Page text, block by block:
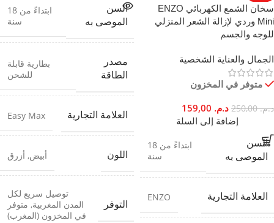
سخان الشمع الكهربائي ENZO
Mini وردي لإزالة الشعر المنزلي
للوجه والجسم
الجمال والعناية الشخصية
متوفر في المخزون
د.م.250,00 د.م.
إضافة إلى السلة
السن
الموصى به
ابتداءً من 18
سنة
العلامة التجارية ENZO
السن
الموصى به
ابتداءً من 18
سنة
مصدر
الطاقة
بطارية قابلة
للشحن
العلامة التجارية Easy Max
اللون أبيض, أزرق
التوفر
توصيل سريع لكل
المدن المغربية, متوفر
في المخزون (المغرب)